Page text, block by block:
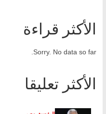
الأكثر قراءة
Sorry. No data so far.
الأكثر تعليقا